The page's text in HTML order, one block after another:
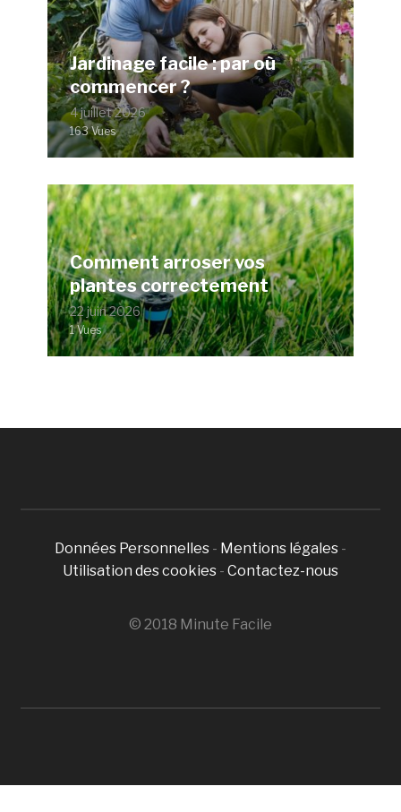
Jardinage facile : par où
commencer ?
4 juillet 2026
163 Vues
Comment arroser vos
plantes correctement
22 juin 2026
1 Vues
Données Personnelles - Mentions légales -
Utilisation des cookies - Contactez-nous
© 2018 Minute Facile